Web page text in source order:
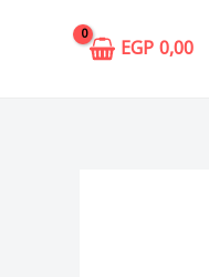
0,00
EGP